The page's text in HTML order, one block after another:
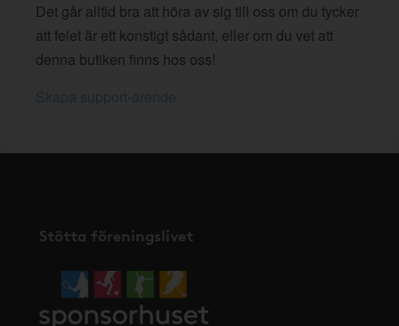
Det går alltid bra att höra av sig till oss om du tycker
att felet är ett konstigt sådant, eller om du vet att
denna butiken finns hos oss!
Stötta föreningslivet